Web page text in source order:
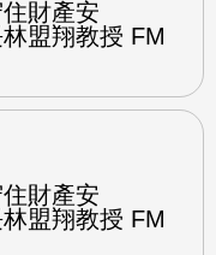
住財產安
盟翔教授 FM
住財產安
盟翔教授 FM